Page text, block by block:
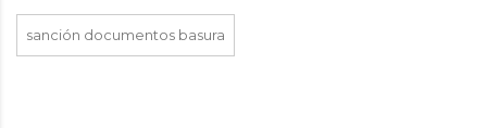
sanción documentos basura